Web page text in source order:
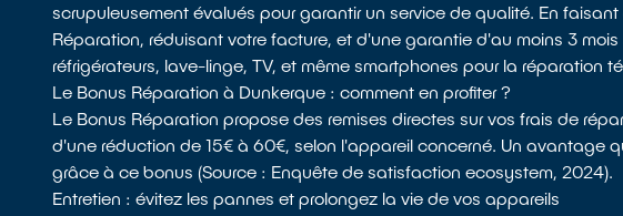
scrupuleusement évalués pour garantir un service de qualité. En
Réparation, réduisant votre facture, et d'une garantie d'au moins 3
réfrigérateurs, lave-linge, TV, et même smartphones pour la réparation
Le Bonus Réparation à Dunkerque : comment en profiter ?
Le Bonus Réparation propose des remises directes sur vos frais de
d'une réduction de 15€ à 60€, selon l'appareil concerné. Un avantage
grâce à ce bonus (Source : Enquête de satisfaction ecosystem, 2024).
Entretien : évitez les pannes et prolongez la vie de vos appareils